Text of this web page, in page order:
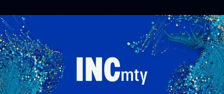
Imagen
o
logo